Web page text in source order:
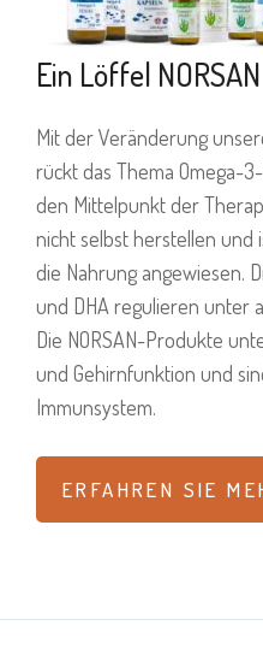
Ein Löffel
Mit der Veränderung
rückt das Thema Omega-
den Mittelpunkt der
nicht selbst herstellen
die Nahrung angewiesen.
und DHA regulieren unter
Die NORSAN-Produkte
und Gehirnfunktion und
Immunsystem.
ERFAHREN SIE